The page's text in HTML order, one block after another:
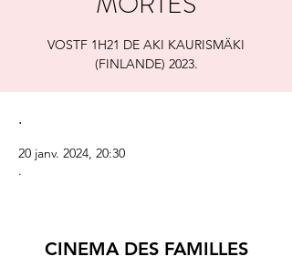
VOSTF 1H21 DE AKI KAURISMÄKI
.
20 janv. 2024, 20:30
.
CINEMA DES FAMILLES